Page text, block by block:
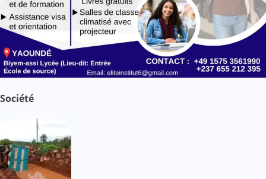
Société